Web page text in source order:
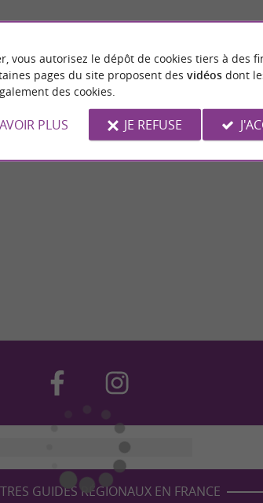
GUIDES RÉGIONAUX EN FRANCE
vous autorisez le dépôt de cookies tiers à des
pages du site proposent des vidéosdont
des cookies.
PLUS JE REFUSE